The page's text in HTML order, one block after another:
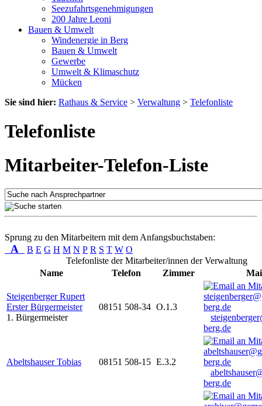
Seezufahrtsgenehmigungen
200 Jahre Leoni
Bauen & Umwelt
Windenergie in Berg
Bauen & Umwelt
Gewerbe
Umwelt & Klimaschutz
Mücken
Sie sind hier: Rathaus & Service > Verwaltung > Telefonliste
Telefonliste
Mitarbeiter-Telefon-Liste
Sprung zu den Mitarbeitern mit dem Anfangsbuchstaben:
A B E G H M N P R S T W O
Telefonliste der Mitarbeiter/innen der Verwaltung
Name
Telefon Zimmer
Steigenberger Rupert
Erster Bürgermeister
1. Bürgermeister
08151 508-34 O.1.3
berg.de
Abeltshauser Tobias 08151 508-15 E.3.2
berg.de